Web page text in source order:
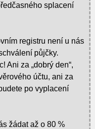
splacení
registru není u nás
půjčky.
Ani za „dobrý den“,
účtu, ani za
po vyplacení
žádat až o 80 %